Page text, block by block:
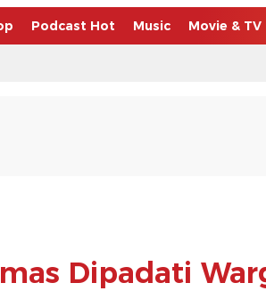
Podcast Hot Music Movie & TV
Dipadati